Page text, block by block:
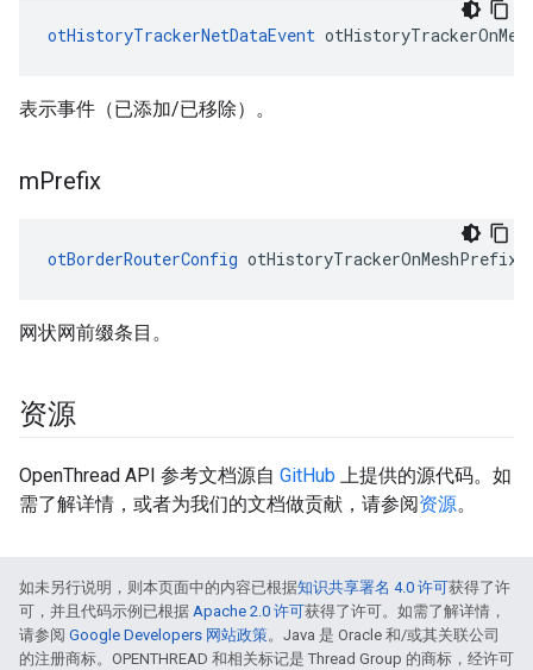
otHistoryTrackerNetDataEvent
表示事件（已添加/已移除）。
mPrefix
otBorderRouterConfig
网状网前缀条目。
资源
OpenThread API 参考文档源自 GitHub 上提供的源代码。如
需了解详情，或者为我们的文档做贡献，请参阅资源。
如未另行说明，则本页面中的内容已根据知识共享署名 4.0 许可获得了许
可，并且代码示例已根据 Apache 2.0 许可获得了许可。如需了解详情，
请参阅 Google Developers 网站政策。Java 是 Oracle 和/或其关联公司
的注册商标。OPENTHREAD 和相关标记是 Thread Group 的商标，经许可